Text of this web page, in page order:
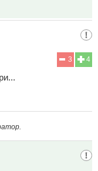
4
3